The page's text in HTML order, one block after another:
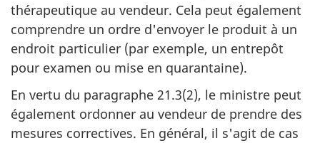
thérapeutique au vendeur. Cela peut également
comprendre un ordre d'envoyer le produit à un
endroit particulier (par exemple, un entrepôt
pour examen ou mise en quarantaine).
En vertu du paragraphe 21.3(2), le ministre peut
également ordonner au vendeur de prendre des
mesures correctives. En général, il s'agit de cas